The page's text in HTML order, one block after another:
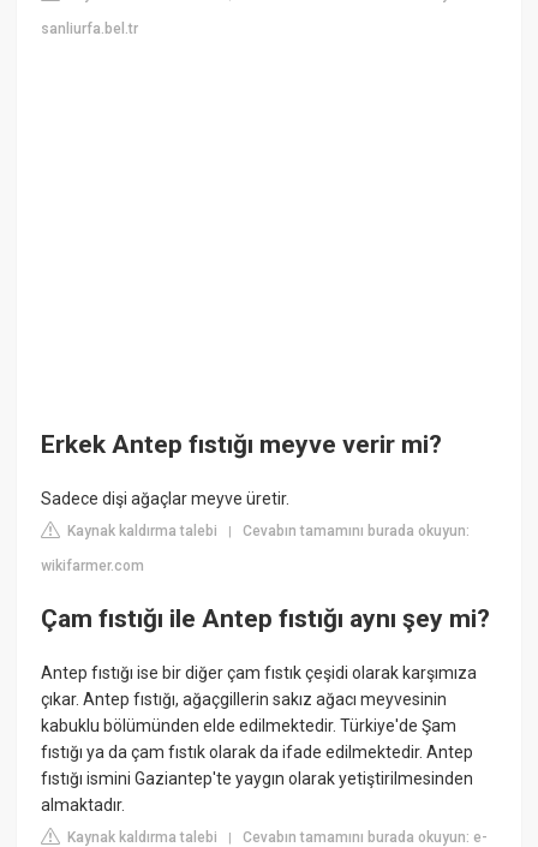
sanliurfa.bel.tr
Erkek Antep fıstığı meyve verir mi?
Sadece dişi ağaçlar meyve üretir.
Kaynak kaldırma talebi |Cevabın tamamını burada okuyun:
wikifarmer.com
Çam fıstığı ile Antep fıstığı aynı şey mi?
Antep fıstığı ise bir diğer çam fıstık çeşidi olarak karşımıza
çıkar. Antep fıstığı, ağaçgillerin sakız ağacı meyvesinin
kabuklu bölümünden elde edilmektedir. Türkiye'de Şam
fıstığı ya da çam fıstık olarak da ifade edilmektedir. Antep
fıstığı ismini Gaziantep'te yaygın olarak yetiştirilmesinden
almaktadır.
Kaynak kaldırma talebi |Cevabın tamamını burada okuyun: e-